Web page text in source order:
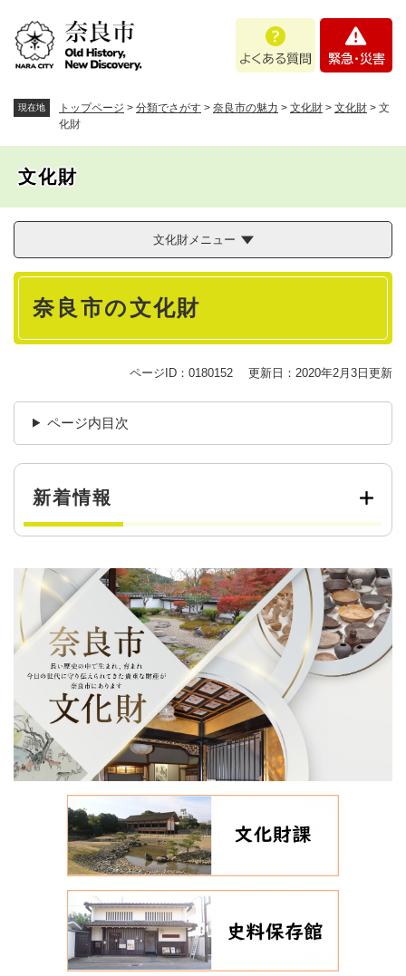
あ
問
・
現在地 トップページ > 分類でさがす > 奈良市の魅力 > 文化財 > 文化財 > 文
化財
文化財
文化財メニュー
本
奈良市の文化財
ページID：0180152 更新日：2020年2月3日更新
ページ内目次
新着情報